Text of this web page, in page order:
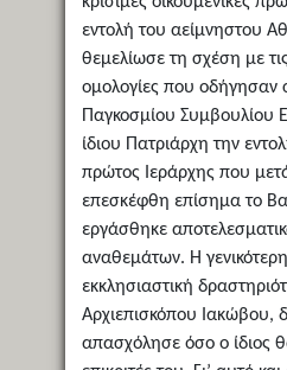
εντολή του αείμνηστου
θεμελίωσε τη σχέση με
ομολογίες που οδήγησαν
Παγκοσμίου Συμβουλίου
ίδιου Πατριάρχη την
πρώτος Ιεράρχης που
επεσκέφθη επίσημα το
εργάσθηκε
αναθεμάτων. Η
εκκλησιαστική
Αρχιεπισκόπου Ιακώβου,
απασχόλησε όσο ο ίδιος